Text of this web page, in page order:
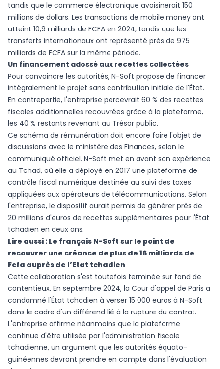
tandis que le commerce électronique avoisinerait 150
millions de dollars. Les transactions de mobile money ont
atteint 10,9 milliards de FCFA en 2024, tandis que les
transferts internationaux ont représenté près de 975
milliards de FCFA sur la même période.
Un financement adossé aux recettes collectées
Pour convaincre les autorités, N-Soft propose de financer
intégralement le projet sans contribution initiale de l'État.
En contrepartie, l'entreprise percevrait 60 % des recettes
fiscales additionnelles recouvrées grâce à la plateforme,
les 40 % restants revenant au Trésor public.
Ce schéma de rémunération doit encore faire l'objet de
discussions avec le ministère des Finances, selon le
communiqué officiel. N-Soft met en avant son expérience
au Tchad, où elle a déployé en 2017 une plateforme de
contrôle fiscal numérique destinée au suivi des taxes
appliquées aux opérateurs de télécommunications. Selon
l'entreprise, le dispositif aurait permis de générer près de
20 millions d'euros de recettes supplémentaires pour l'État
tchadien en deux ans.
Lire aussi : Le français N-Soft sur le point de
recouvrer une créance de plus de 16 milliards de
Fcfa auprès de l’Etat tchadien
Cette collaboration s'est toutefois terminée sur fond de
contentieux. En septembre 2024, la Cour d'appel de Paris a
condamné l'État tchadien à verser 15 000 euros à N-Soft
dans le cadre d'un différend lié à la rupture du contrat.
L'entreprise affirme néanmoins que la plateforme
continue d'être utilisée par l'administration fiscale
tchadienne, un argument que les autorités équato-
guinéennes devront prendre en compte dans l'évaluation